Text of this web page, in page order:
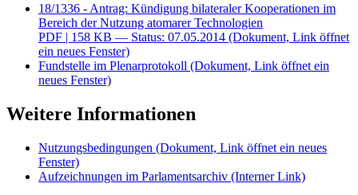
18/1336 - Antrag: Kündigung bilateraler Kooperationen im
Bereich der Nutzung atomarer Technologien
PDF | 158 KB — Status: 07.05.2014 (Dokument, Link öffnet
ein neues Fenster)
Fundstelle im Plenarprotokoll (Dokument, Link öffnet ein
neues Fenster)
Weitere Informationen
Nutzungsbedingungen (Dokument, Link öffnet ein neues
Fenster)
Aufzeichnungen im Parlamentsarchiv (Interner Link)